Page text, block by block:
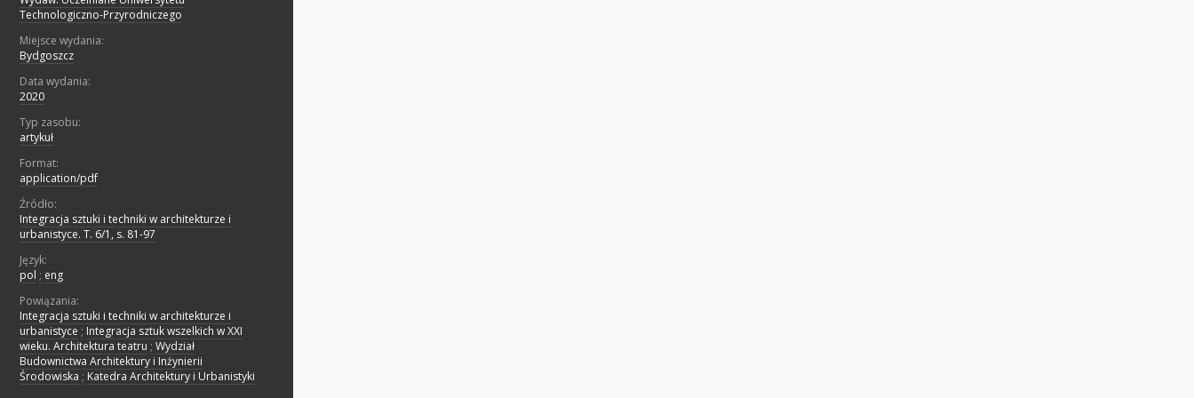
Technologiczno-Przyrodniczego
Miejsce wydania:
Bydgoszcz
Data wydania:
2020
Typ zasobu:
artykuł
Format:
application/pdf
Źródło:
Integracja sztuki i techniki w architekturze i
urbanistyce. T. 6/1, s. 81-97
Język:
pol ; eng
Powiązania:
Integracja sztuki i techniki w architekturze i
urbanistyce ; Integracja sztuk wszelkich w XXI
wieku. Architektura teatru ; Wydział
Budownictwa Architektury i Inżynierii
Środowiska ; Katedra Architektury i Urbanistyki